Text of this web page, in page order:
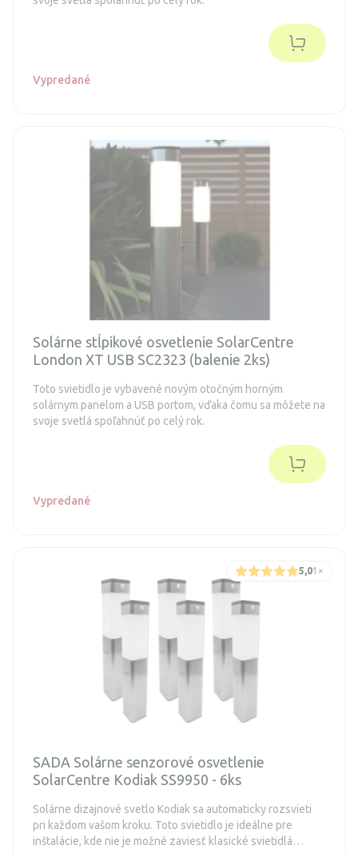
Vypredané
Solárne stĺpikové osvetlenie SolarCentre
London XT USB SC2323 (balenie 2ks)
Toto svietidlo je vybavené novým otočným horným
solárnym panelom a USB portom, vďaka čomu sa môžete na
svoje svetlá spoľahnúť po celý rok.
Vypredané
5,01 ×
SADA Solárne senzorové osvetlenie
SolarCentre Kodiak SS9950 - 6ks
Solárne dizajnové svetlo Kodiak sa automaticky rozsvieti
pri každom vašom kroku. Toto svietidlo je ideálne pre
inštalácie, kde nie je možné zaviesť klasické svietidlá